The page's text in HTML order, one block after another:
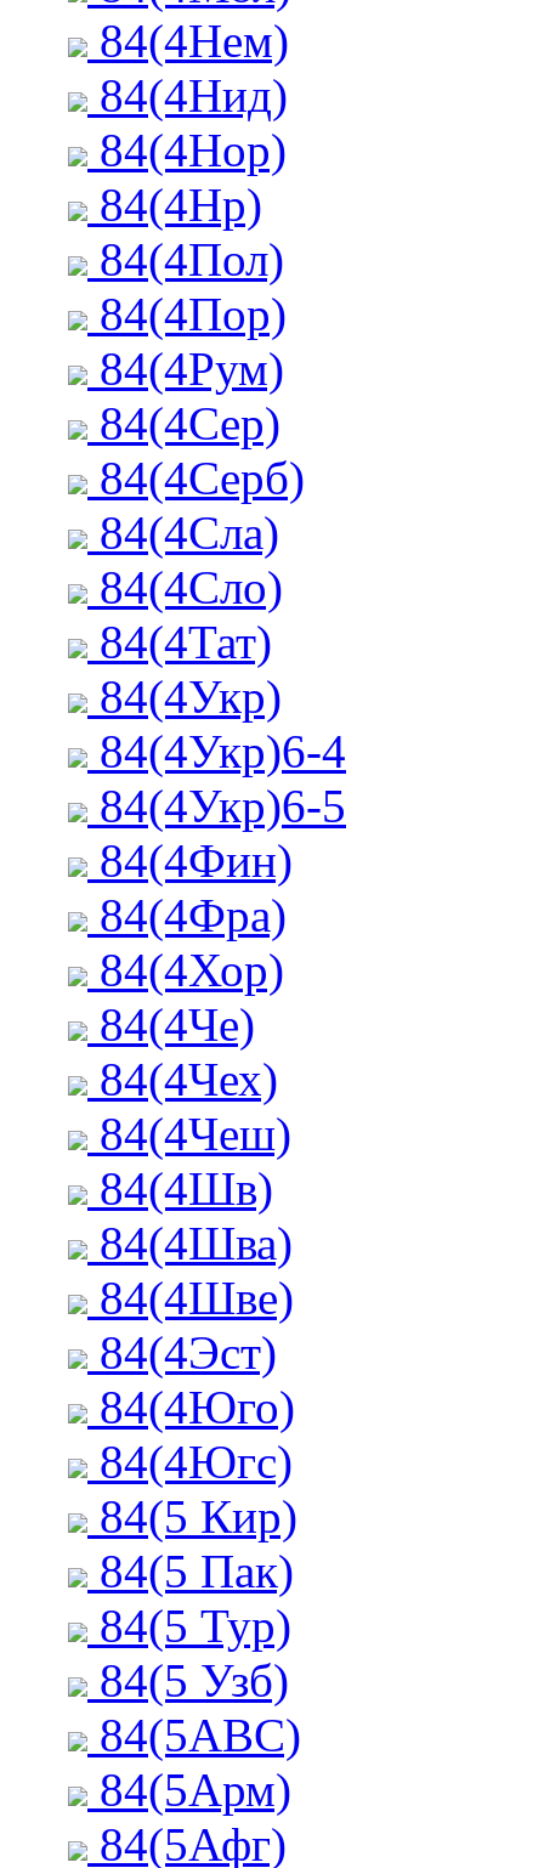
84(4Нем)
84(4Нид)
84(4Нор)
84(4Нр)
84(4Пол)
84(4Пор)
84(4Рум)
84(4Сер)
84(4Серб)
84(4Сла)
84(4Сло)
84(4Тат)
84(4Укр)
84(4Укр)6-4
84(4Укр)6-5
84(4Фин)
84(4Фра)
84(4Хор)
84(4Че)
84(4Чех)
84(4Чеш)
84(4Шв)
84(4Шва)
84(4Шве)
84(4Эст)
84(4Юго)
84(4Югс)
84(5 Кир)
84(5 Пак)
84(5 Тур)
84(5 Узб)
84(5АВС)
84(5Арм)
84(5Афг)